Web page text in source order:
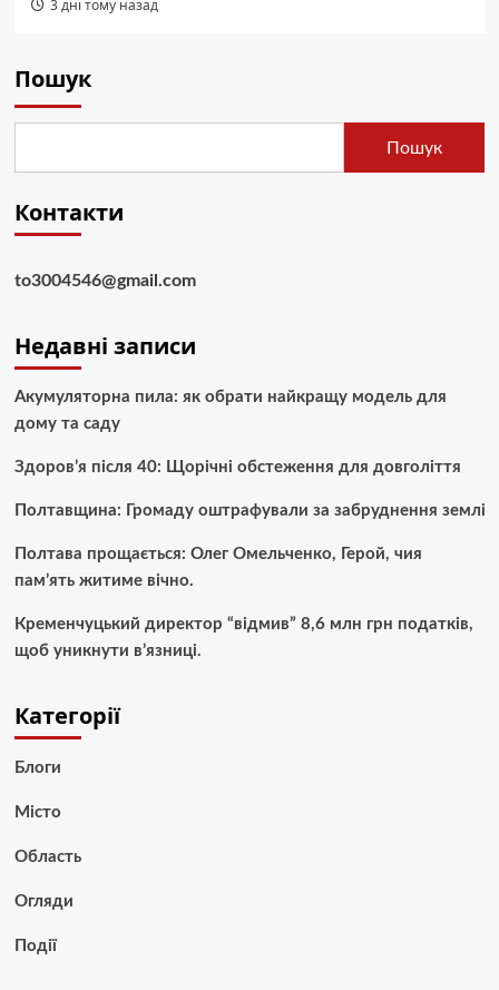
3 дні тому назад
Пошук
Пошук
Контакти
to3004546@gmail.com
Недавні записи
Акумуляторна пила: як обрати найкращу модель для
дому та саду
Здоров’я після 40: Щорічні обстеження для довголіття
Полтавщина: Громаду оштрафували за забруднення землі
Полтава прощається: Олег Омельченко, Герой, чия
пам’ять житиме вічно.
Кременчуцький директор “відмив” 8,6 млн грн податків,
щоб уникнути в’язниці.
Категорії
Блоги
Місто
Область
Огляди
Події